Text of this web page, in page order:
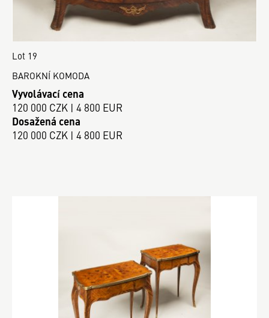
Lot 19
BAROKNÍ KOMODA
Vyvolávací cena
120 000 CZK | 4 800 EUR
Dosažená cena
120 000 CZK | 4 800 EUR